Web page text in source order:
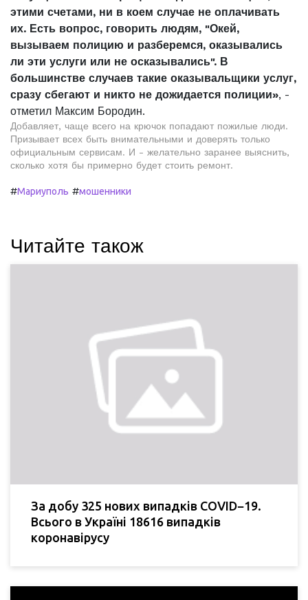
этими счетами, ни в коем случае не оплачивать
их. Есть вопрос, говорить людям, "Окей,
вызываем полицию и разберемся, оказывались
ли эти услуги или не осказывались". В
большинстве случаев такие оказывальщики услуг,
сразу сбегают и никто не дожидается полиции», -
отметил Максим Бородин.
Добавляет, чаще всего на крючок попадают пожилые люди.
Призывает всех быть внимательными и доверять только
официальным сервисам. И - желательно заранее выяснить,
сколько хотя бы примерно будет стоить ремонт.
#Мариуполь #мошенники
Читайте також
За добу 325 нових випадків COVID−19.
Всього в Україні 18616 випадків
коронавірусу